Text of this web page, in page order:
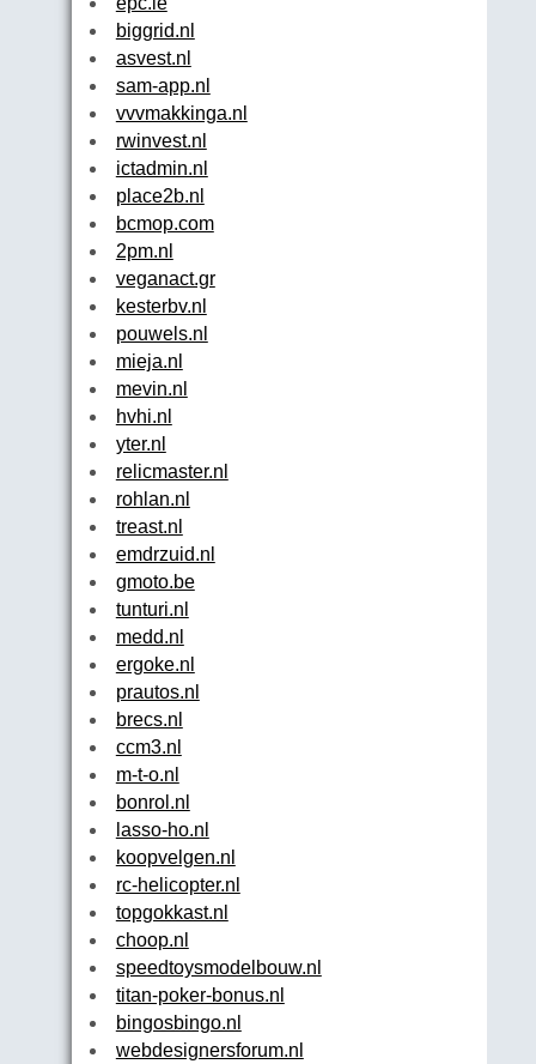
biggrid.nl
asvest.nl
sam-app.nl
vvvmakkinga.nl
rwinvest.nl
ictadmin.nl
place2b.nl
bcmop.com
2pm.nl
veganact.gr
kesterbv.nl
pouwels.nl
mieja.nl
mevin.nl
hvhi.nl
yter.nl
relicmaster.nl
rohlan.nl
treast.nl
emdrzuid.nl
gmoto.be
tunturi.nl
medd.nl
ergoke.nl
prautos.nl
brecs.nl
ccm3.nl
m-t-o.nl
bonrol.nl
lasso-ho.nl
koopvelgen.nl
rc-helicopter.nl
topgokkast.nl
choop.nl
speedtoysmodelbouw.nl
titan-poker-bonus.nl
bingosbingo.nl
webdesignersforum.nl